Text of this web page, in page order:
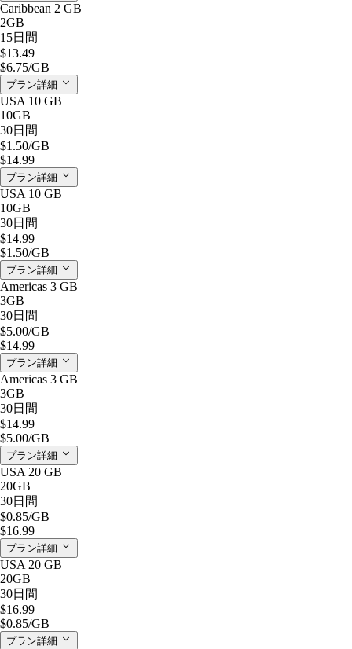
Caribbean 2 GB
2GB
15日間
$13.49
$6.75/GB
プラン詳細
USA 10 GB
10GB
30日間
$1.50/GB
$14.99
プラン詳細
USA 10 GB
10GB
30日間
$14.99
$1.50/GB
プラン詳細
Americas 3 GB
3GB
30日間
$5.00/GB
$14.99
プラン詳細
Americas 3 GB
3GB
30日間
$14.99
$5.00/GB
プラン詳細
USA 20 GB
20GB
30日間
$0.85/GB
$16.99
プラン詳細
USA 20 GB
20GB
30日間
$16.99
$0.85/GB
プラン詳細